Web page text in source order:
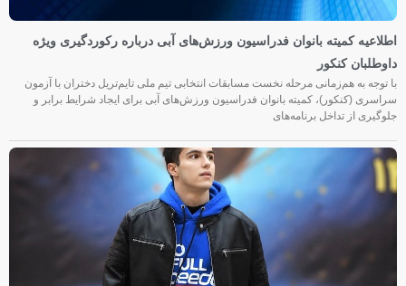
اطلاعیه کمیته بانوان فدراسیون ورزش‌های آبی درباره رکوردگیری ویژه
داوطلبان کنکور
با توجه به هم‌زمانی مرحله نخست مسابقات انتخابی تیم ملی تایم‌تریل دختران با آزمون
سراسری (کنکور)، کمیته بانوان فدراسیون ورزش‌های آبی برای ایجاد شرایط برابر و
جلوگیری از تداخل برنامه‌های